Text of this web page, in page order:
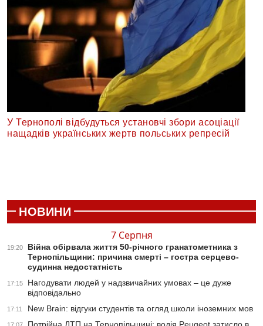
У Тернополі відбудуться установчі збори асоціації
нащадків українських жертв польських репресій
НОВИНИ
7 Серпня
19:20
Війна обірвала життя 50-річного гранатометника з
Тернопільщини: причина смерті – гостра серцево-
судинна недостатність
17:15
Нагодувати людей у надзвичайних умовах – це дуже
відповідально
17:11 New Brain: відгуки студентів та огляд школи іноземних мов